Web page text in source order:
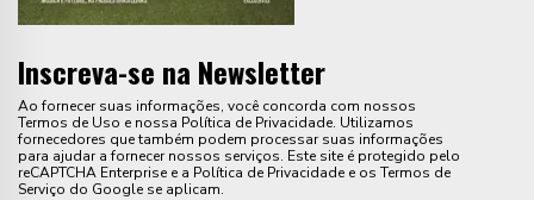
Inscreva-se na Newsletter
Ao fornecer suas informações, você concorda com nossos
Termos de Uso e nossa Política de Privacidade. Utilizamos
fornecedores que também podem processar suas informações
para ajudar a fornecer nossos serviços. Este site é protegido pelo
reCAPTCHA Enterprise e a Política de Privacidade e os Termos de
Serviço do Google se aplicam.